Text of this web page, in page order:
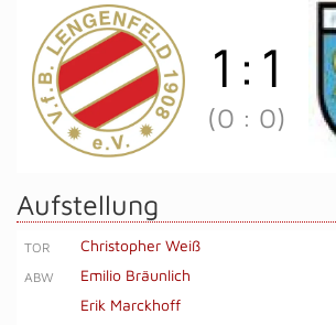
1 : 1
(0 : 0)
Aufstellung
TOR Christopher Weiß
ABW
Emilio Bräunlich
Erik Marckhoff